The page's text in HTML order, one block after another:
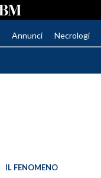
Annunci Necrologi
IL FENOMENO